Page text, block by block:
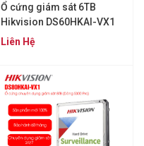
Ổ cứng giám sát 6TB
Hikvision DS60HKAI-VX1
Liên Hệ